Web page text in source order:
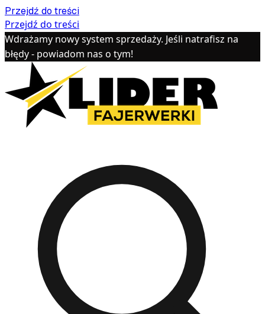
Przejdź do treści
Przejdź do treści
Wdrażamy nowy system sprzedaży. Jeśli natrafisz na
błędy - powiadom nas o tym!